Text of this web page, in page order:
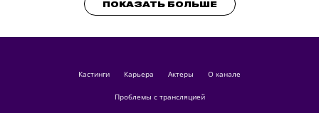
ПОКАЗАТЬ БОЛЬШЕ
кастинги Карьера актеры О канале
Проблемы с трансляцией